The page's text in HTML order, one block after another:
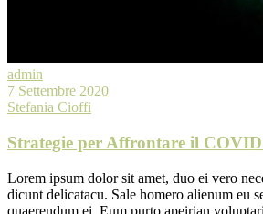
admin
7 Settembre 2020
Stefania Cioffi
Strategie per Affrontare il
Lorem ipsum dolor sit amet, duo ei vero
dicunt delicatacu. Sale homero alienum eu
quaerendum ei. Eum purto apeirian